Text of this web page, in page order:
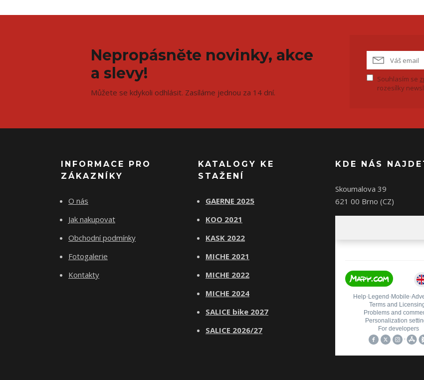
Nepropásněte novinky, akce
a slevy!
Můžete se kdykoli odhlásit. Zasíláme jednou za 14 dní.
Souhlasím se
rozesílky
INFORMACE PRO
ZÁKAZNÍKY
O nás
Jak nakupovat
Obchodní podmínky
Fotogalerie
Kontakty
KATALOGY KE
STAŽENÍ
GAERNE 2025
KOO 2021
KASK 2022
MICHE 2021
MICHE 2022
MICHE 2024
SALICE bike 2027
SALICE 2026/27
KDE NÁS
Skoumalova 39
621 00 Brno (CZ)